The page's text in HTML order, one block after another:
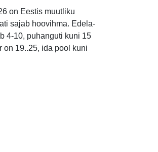
on Eestis muutliku
sajab hoovihma. Edela-
4-10, puhanguti kuni 15
on 19..25, ida pool kuni